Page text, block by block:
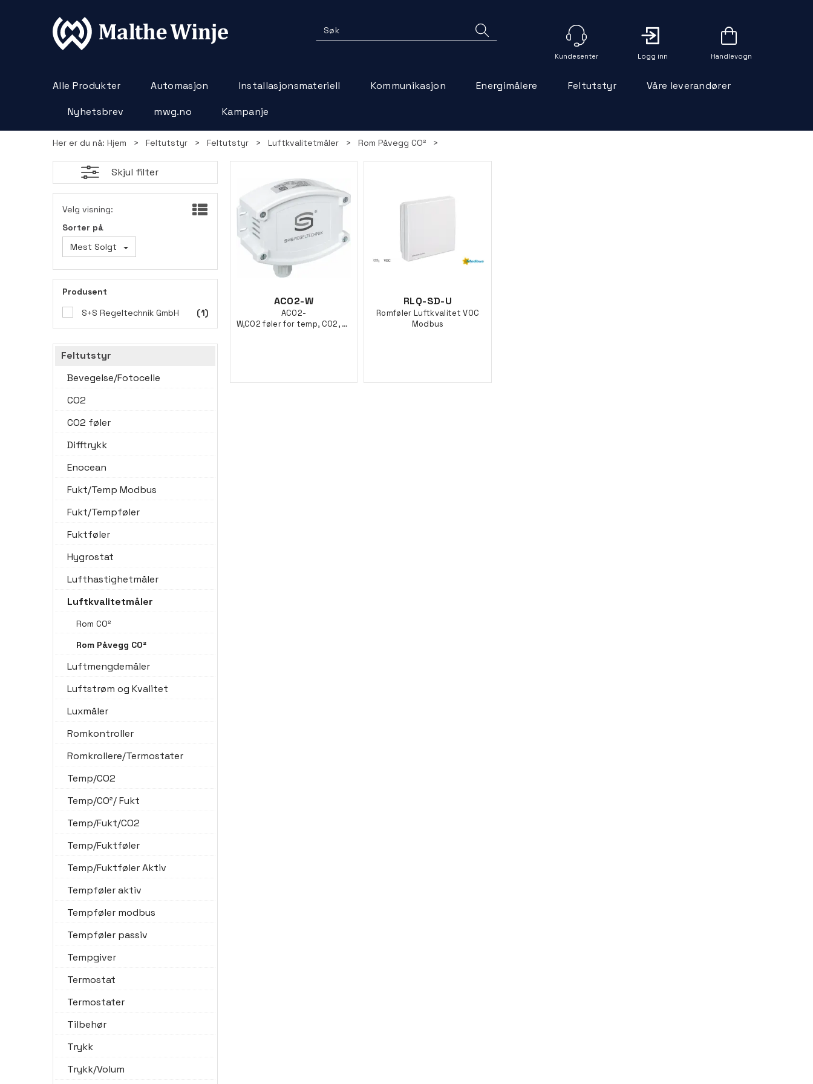
Logg inn Handlevogn
Alle Produkter Automasjon Installasjonsmateriell Kommunikasjon Energimålere Feltutstyr Våre leverandører
Nyhetsbrev mwg.no Kampanje
Her er du nå: Hjem > Feltutstyr > Feltutstyr > Luftkvalitetmåler > Rom Påvegg CO² >
Skjul filter
Velg visning:
Sorter på
Mest Solgt
Produsent
S+S Regeltechnik GmbH
(1)
Feltutstyr
Bevegelse/Fotocelle
CO2
CO2 føler
Difftrykk
Enocean
Fukt/Temp Modbus
Fukt/Tempføler
Fuktføler
Hygrostat
Lufthastighetmåler
Luftkvalitetmåler
Rom CO²
Rom Påvegg CO²
Luftmengdemåler
Luftstrøm og Kvalitet
Luxmåler
Romkontroller
Romkrollere/Termostater
Temp/CO2
Temp/CO²/ Fukt
Temp/Fukt/CO2
Temp/Fuktføler
Temp/Fuktføler Aktiv
Tempføler aktiv
Tempføler modbus
Tempføler passiv
Tempgiver
Termostat
Termostater
Tilbehør
Trykk
Trykk/Volum
ACO2-W
ACO2-
W,CO2 føler for temp, CO2, VOC
RLQ-SD-U
Romføler Luftkvalitet VOC
Modbus